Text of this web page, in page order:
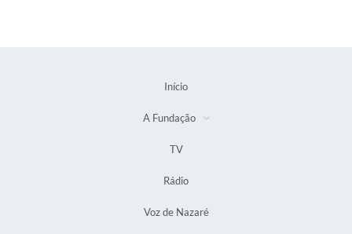
Início
A Fundação
TV
Rádio
Voz de Nazaré